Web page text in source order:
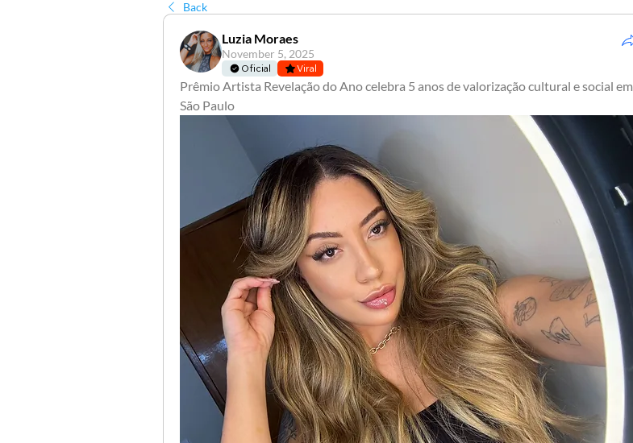
Back
Luzia Moraes
November 5, 2025
Oficial Viral
Prêmio Artista Revelação do Ano celebra 5 anos de valorização cultural e social em
São Paulo